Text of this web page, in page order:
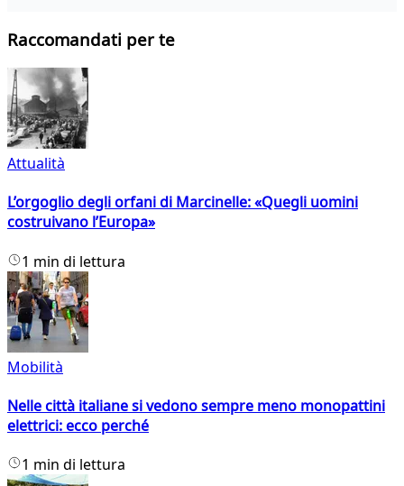
Raccomandati per te
Attualità
L’orgoglio degli orfani di Marcinelle: «Quegli uomini
costruivano l’Europa»
1 min di lettura
Mobilità
Nelle città italiane si vedono sempre meno monopattini
elettrici: ecco perché
1 min di lettura